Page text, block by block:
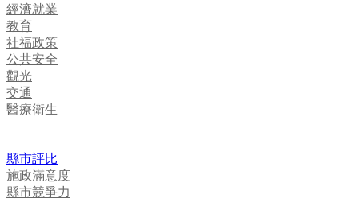
經濟就業
教育
社福政策
公共安全
觀光
交通
醫療衛生
縣市評比
施政滿意度
縣市競爭力